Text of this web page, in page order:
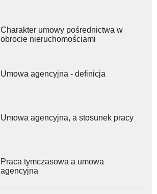
Charakter umowy pośrednictwa w
obrocie nieruchomościami
Umowa agencyjna - definicja
Umowa agencyjna, a stosunek pracy
Praca tymczasowa a umowa
agencyjna